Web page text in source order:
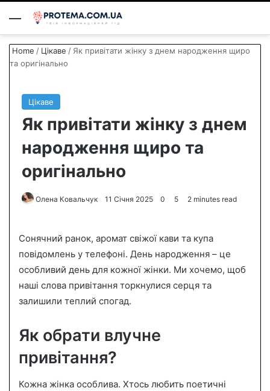
Menu
Home / Цікаве / Як привітати жінку з днем народження щиро
та оригінально
Цікаве
Як привітати жінку з днем
народження щиро та
оригінально
Олена Ковальчук
d
a
n
e
m
l
11 Січня 2025 0 5 2 minutes read
Сонячний ранок, аромат свіжої кави та купа
повідомлень у телефоні. День народження – це
особливий день для кожної жінки. Ми хочемо, щоб
наші слова привітання торкнулися серця та
залишили теплий спогад.
Як обрати влучне
привітання?
Кожна жінка особлива. Хтось любить поетичні